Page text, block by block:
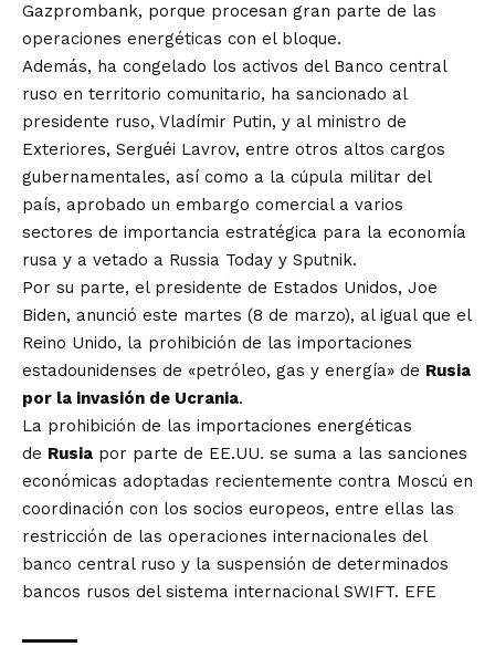
Gazprombank, porque procesan gran parte de las
operaciones energéticas con el bloque.
Además, ha congelado los activos del Banco central
ruso en territorio comunitario, ha sancionado al
presidente ruso, Vladímir Putin, y al ministro de
Exteriores, Serguéi Lavrov, entre otros altos cargos
gubernamentales, así como a la cúpula militar del
país, aprobado un embargo comercial a varios
sectores de importancia estratégica para la economía
rusa y a vetado a Russia Today y Sputnik.
Por su parte, el presidente de Estados Unidos, Joe
Biden, anunció este martes (8 de marzo), al igual que el
Reino Unido, la prohibición de las importaciones
estadounidenses de «petróleo, gas y energía» de Rusia
por la invasión de Ucrania.
La prohibición de las importaciones energéticas
de Rusia por parte de EE.UU. se suma a las sanciones
económicas adoptadas recientemente contra Moscú en
coordinación con los socios europeos, entre ellas las
restricción de las operaciones internacionales del
banco central ruso y la suspensión de determinados
bancos rusos del sistema internacional SWIFT. EFE